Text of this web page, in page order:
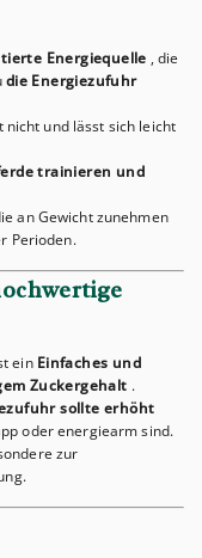
Energiequelle , die
die Energiezufuhr
und lässt sich leicht
trainieren und
an Gewicht zunehmen
Perioden.
ein Einfaches und
Zuckergehalt .
sollte erhöht
oder energiearm sind.
zur